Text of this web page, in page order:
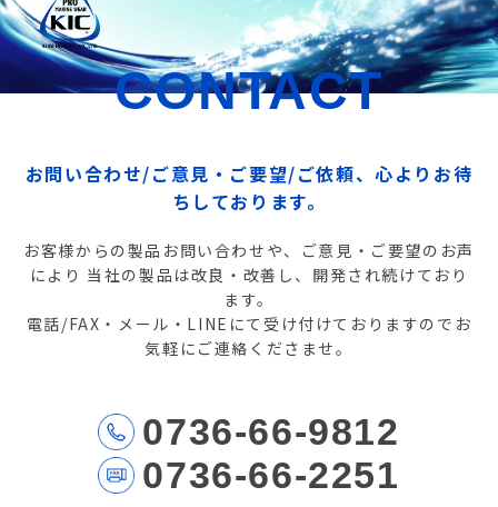
CONTACT
お問い合わせ/ご意見・ご要望/ご依頼、心よりお待
ちしております。
お客様からの製品お問い合わせや、ご意見・ご要望のお声
により 当社の製品は改良・改善し、開発され続けており
ます。
電話/FAX・メール・LINEにて受け付けておりますのでお
気軽にご連絡くださませ。
0736-66-9812
0736-66-2251